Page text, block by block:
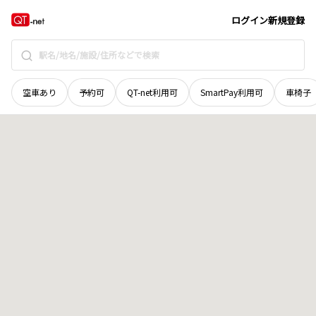
ログイン新規登録
空車あり 予約可 QT-net利用可 SmartPay利用可 車椅子
和歌山県